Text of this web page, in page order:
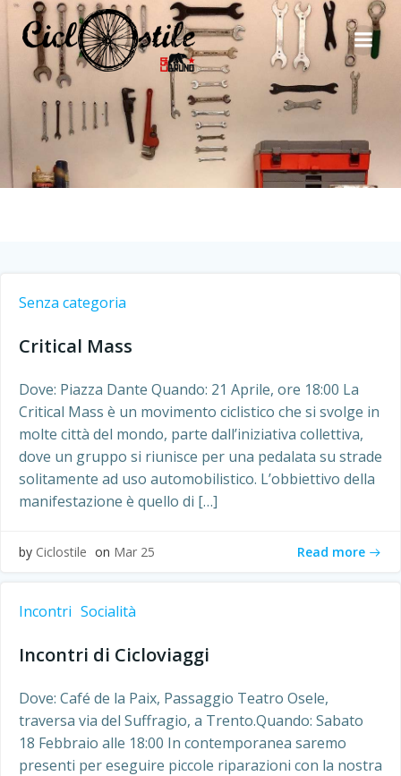
Vai
al
contenuto
Senza categoria
Critical Mass
Dove: Piazza Dante Quando: 21 Aprile, ore 18:00 La
Critical Mass è un movimento ciclistico che si svolge in
molte città del mondo, parte dall’iniziativa collettiva,
dove un gruppo si riunisce per una pedalata su strade
solitamente ad uso automobilistico. L’obbiettivo della
manifestazione è quello di […]
by Ciclostile on Mar 25 Read more
Incontri Socialità
Incontri di Cicloviaggi
Dove: Café de la Paix, Passaggio Teatro Osele,
traversa via del Suffragio, a Trento.Quando: Sabato
18 Febbraio alle 18:00 In contemporanea saremo
presenti per eseguire piccole riparazioni con la nostra